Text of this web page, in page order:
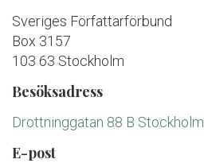
Sveriges Författarförbund
Box 3157
103 63 Stockholm
Besöksadress
Drottninggatan 88 B Stockholm
E-post